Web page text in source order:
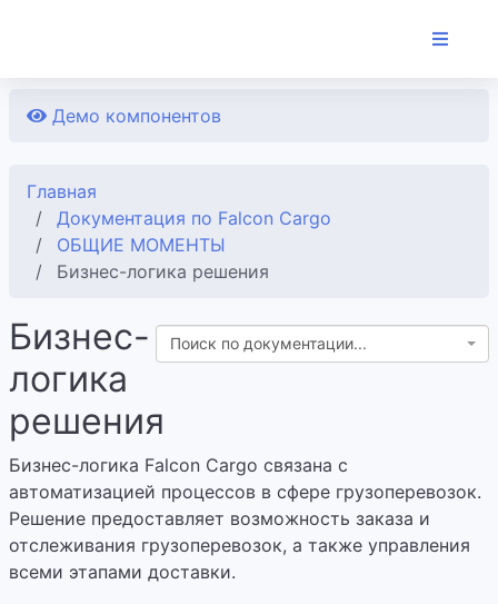
Демо компонентов
Главная
Документация по Falcon Cargo
ОБЩИЕ МОМЕНТЫ
Бизнес-логика решения
Поиск по документации...
Бизнес-
логика
решения
Бизнес-логика Falcon Cargo связана с
автоматизацией процессов в сфере грузоперевозок.
Решение предоставляет возможность заказа и
отслеживания грузоперевозок, а также управления
всеми этапами доставки.